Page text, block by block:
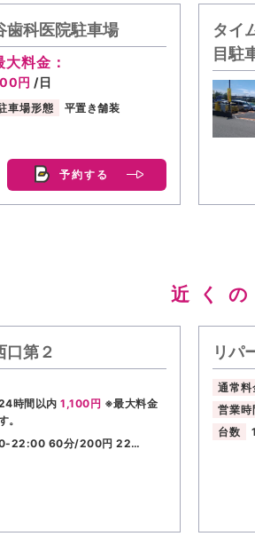
歯科医院駐車場
大料金：
円 /日
車場形態 平置き舗装
予約する
タイ
目駐
近く
口第２
時間以内 1,100円 ※最大料金
。
22:00 60分/200円 22…
リパ
通常料
営業時
台数